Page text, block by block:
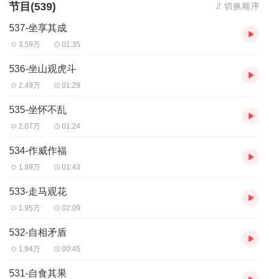
节目(539) 切换顺序
537-坐享其成
3.59万 01:35
536-坐山观虎斗
2.49万 01:29
535-坐怀不乱
2.07万 01:24
534-作威作福
1.89万 01:43
533-走马观花
1.95万 02:09
532-自相矛盾
1.94万 00:45
531-自食其果